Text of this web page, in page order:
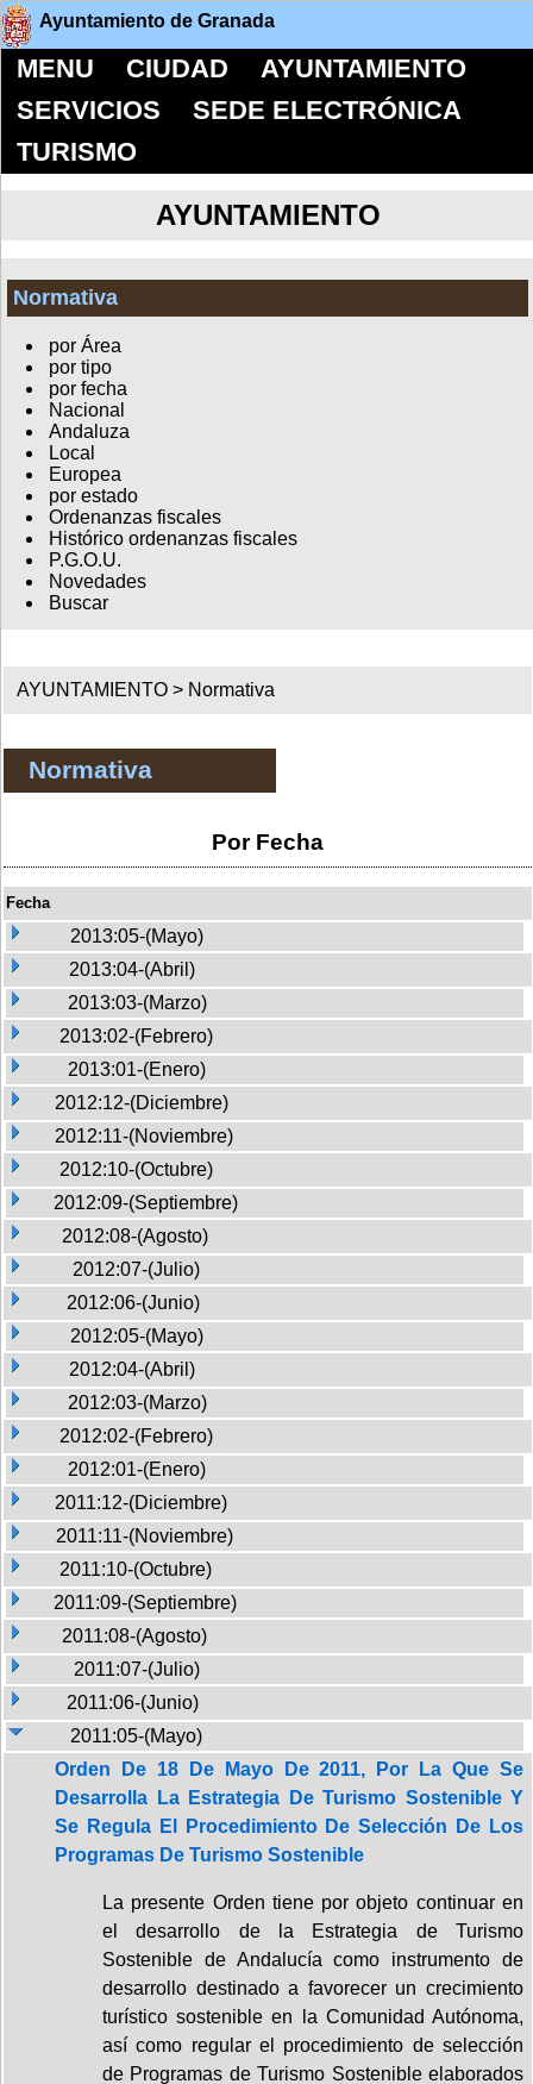
Ayuntamiento de Granada
MENU CIUDAD
AYUNTAMIENTO
SERVICIOS
SEDE ELECTRÓNICA
TURISMO
AYUNTAMIENTO
Normativa
por Área
por tipo
por fecha
Nacional
Andaluza
Local
Europea
por estado
Ordenanzas fiscales
Histórico ordenanzas fiscales
P.G.O.U.
Novedades
Buscar
AYUNTAMIENTO > Normativa
Normativa
Por Fecha
Fecha
2013:05-(Mayo)
2013:04-(Abril)
2013:03-(Marzo)
2013:02-(Febrero)
2013:01-(Enero)
2012:12-(Diciembre)
2012:11-(Noviembre)
2012:10-(Octubre)
2012:09-(Septiembre)
2012:08-(Agosto)
2012:07-(Julio)
2012:06-(Junio)
2012:05-(Mayo)
2012:04-(Abril)
2012:03-(Marzo)
2012:02-(Febrero)
2012:01-(Enero)
2011:12-(Diciembre)
2011:11-(Noviembre)
2011:10-(Octubre)
2011:09-(Septiembre)
2011:08-(Agosto)
2011:07-(Julio)
2011:06-(Junio)
2011:05-(Mayo)
Orden De 18 De Mayo De 2011, Por La Que Se
Desarrolla La Estrategia De Turismo Sostenible Y
Se Regula El Procedimiento De Selección De Los
Programas De Turismo Sostenible
La presente Orden tiene por objeto continuar en
el desarrollo de la Estrategia de Turismo
Sostenible de Andalucía como instrumento de
desarrollo destinado a favorecer un crecimiento
turístico sostenible en la Comunidad Autónoma,
así como regular el procedimiento de selección
de Programas de Turismo Sostenible elaborados